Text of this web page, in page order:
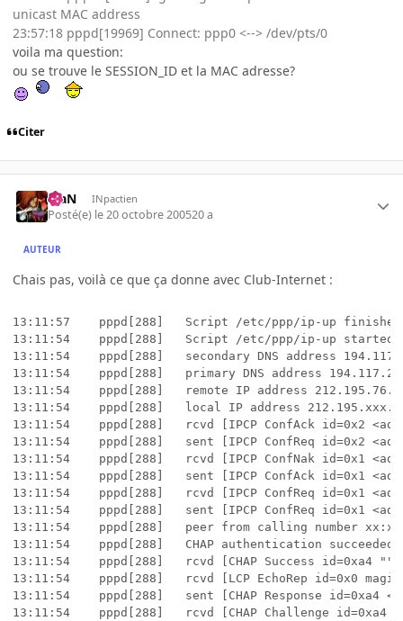
unicast MAC address
23:57:18 pppd[19969] Connect: ppp0 <--> /dev/pts/0
voila ma question:
ou se trouve le SESSION_ID et la MAC adresse?
Citer
KiaN INpactien
Posté(e) le 20 octobre 200520 a
AUTEUR
Chais pas, voilà ce que ça donne avec Club-Internet :
13:11:57	pppd[288]	Script /etc/ppp/ip-up finished (pid 313), status = 0x0
13:11:54	pppd[288]	Script /etc/ppp/ip-up started (pid 313)
13:11:54	pppd[288]	secondary DNS address 194.117.200.15
13:11:54	pppd[288]	primary DNS address 194.117.200.10
13:11:54	pppd[288]	remote IP address 212.195.76.1
13:11:54	pppd[288]	local IP address 212.195.xxx.xxx
13:11:54	pppd[288]	rcvd [IPCP ConfAck id=0x2 <addr 212.195.xxx.xxx> <ms-dns1 194.117.200.10> <ms-dns 3 194.117.200.15>] 00 00 00 00 00 00 00 00 00 00 00 00 00 00 00 00 88 88 88 88
13:11:54	pppd[288]	sent [IPCP ConfReq id=0x2 <addr 212.195.xxx.xxx> <ms-dns1 194.117.200.10> <ms-dns 3 194.117.200.15>]
13:11:54	pppd[288]	rcvd [IPCP ConfNak id=0x1 <addr 212.195.xxx.xxx> <ms-dns1 194.117.200.10> <ms-dns 3 194.117.200.15>] 00 00 00 00 00 00 00 00 00 00 00 00 00 00 00 00 88 88 88 88
13:11:54	pppd[288]	sent [IPCP ConfAck id=0x1 <addr 212.195.76.1>]
13:11:54	pppd[288]	rcvd [IPCP ConfReq id=0x1 <addr 212.195.76.1>] 00 00 00 00 00 00 00 00 00 00 00 00 00 00 00 00 00 00 00 00 00 00 00 00 00 00 00 00 88 88 88 88
13:11:54	pppd[288]	sent [IPCP ConfReq id=0x1 <addr 0.0.0.0> <ms-dns1 0.0.0.0> <ms-dns3 0.0.0.0>]
13:11:54	pppd[288]	peer from calling number xx:xx:xx:xx:xx:xx authorized
13:11:54	pppd[288]	CHAP authentication succeeded
13:11:54	pppd[288]	rcvd [CHAP Success id=0xa4 ""] 00 00 00 00 00 00 00 00 00 00 00 00 00 00 00 00 0 0 00 00 00 00 00 00 00 00 00 00 00 00 00 00 00 ...
13:11:54	pppd[288]	rcvd [LCP EchoRep id=0x0 magic=0xb8f359d8] 00 00 00 00 00 00 00 00 00 00 00 00 0 0 00 00 00 00 00 00 00 00 00 00 00 00 00 88 88 88 88
13:11:54	pppd[288]	sent [CHAP Response id=0xa4 <4c1e738a67d63216f14cbbe68779b35f>, name = "xxx@ clubadsl1"]
13:11:54	pppd[288]	rcvd [CHAP Challenge id=0xa4 <5a9029d3d67722ec537af9edbdd8b184>, name = "gw-lns- ft-adsl4-03-m"] 88